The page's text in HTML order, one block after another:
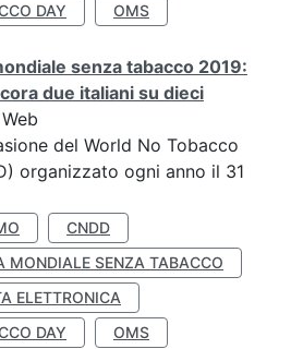
DAY
OMS
senza tabacco 2019:
due italiani su dieci
del World No Tobacco
organizzato ogni anno il 31
CNDD
MONDIALE SENZA TABACCO
ELETTRONICA
DAY
OMS